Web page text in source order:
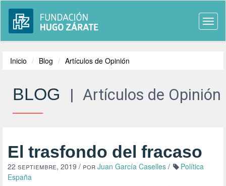
Inicio Blog Artículos de Opinión
BLOG | Artículos de Opinión
El trasfondo del fracaso
22 septiembre, 2019 / por Juan García Caselles /
Política
España